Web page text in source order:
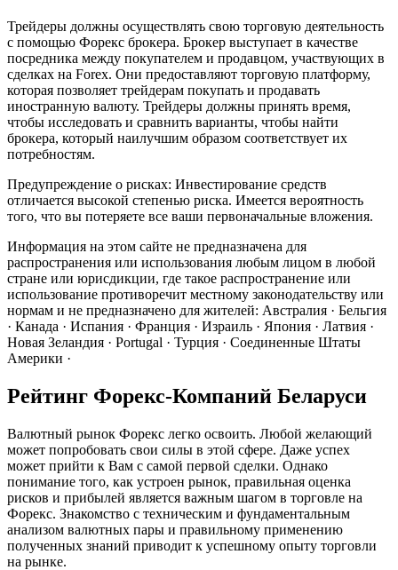
Трейдеры должны осуществлять свою торговую деятельность
с помощью Форекс брокера. Брокер выступает в качестве
посредника между покупателем и продавцом, участвующих в
сделках на Forex. Они предоставляют торговую платформу,
которая позволяет трейдерам покупать и продавать
иностранную валюту. Трейдеры должны принять время,
чтобы исследовать и сравнить варианты, чтобы найти
брокера, который наилучшим образом соответствует их
потребностям.
Предупреждение о рисках: Инвестирование средств
отличается высокой степенью риска. Имеется вероятность
того, что вы потеряете все ваши первоначальные вложения.
Информация на этом сайте не предназначена для
распространения или использования любым лицом в любой
стране или юрисдикции, где такое распространение или
использование противоречит местному законодательству или
нормам и не предназначено для жителей: Австралия · Бельгия
· Канада · Испания · Франция · Израиль · Япония · Латвия ·
Новая Зеландия · Portugal · Турция · Соединенные Штаты
Америки ·
Рейтинг Форекс-Компаний Беларуси
Валютный рынок Форекс легко освоить. Любой желающий
может попробовать свои силы в этой сфере. Даже успех
может прийти к Вам с самой первой сделки. Однако
понимание того, как устроен рынок, правильная оценка
рисков и прибылей является важным шагом в торговле на
Форекс. Знакомство с техническим и фундаментальным
анализом валютных пары и правильному применению
полученных знаний приводит к успешному опыту торговли
на рынке.